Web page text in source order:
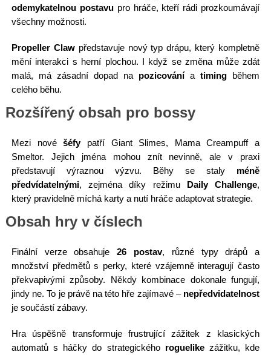
odemykatelnou postavupro hráče, kteří rádi prozkoumávají
všechny možnosti.
Propeller Clawpředstavuje nový typ drápu, který kompletně
mění interakci s herní plochou. I když se změna může zdát
malá, má zásadní dopad na pozicováníatiming během
celého běhu.
Rozšířený obsah pro bossy
Mezi novéšéfypatří Giant Slimes, Mama Creampuff a
Smeltor. Jejich jména mohou znít nevinně, ale v praxi
představují výraznou výzvu. Běhy se staly méně
předvídatelnými, zejména díky režimu Daily Challenge,
který pravidelně míchá karty a nutí hráče adaptovat strategie.
Obsah hry v číslech
Finální verze obsahuje26 postav, různé typy drápů a
množství předmětů s perky, které vzájemně interagují často
překvapivými způsoby. Někdy kombinace dokonale fungují,
jindy ne. To je právě na této hře zajímavé – nepředvidatelnost
je součástí zábavy.
Hra úspěšně transformuje frustrující zážitek z klasických
automatů s háčky do strategického roguelikezážitku, kde